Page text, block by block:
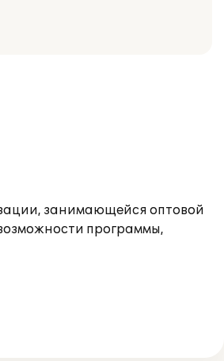
занимающейся оптовой
программы,